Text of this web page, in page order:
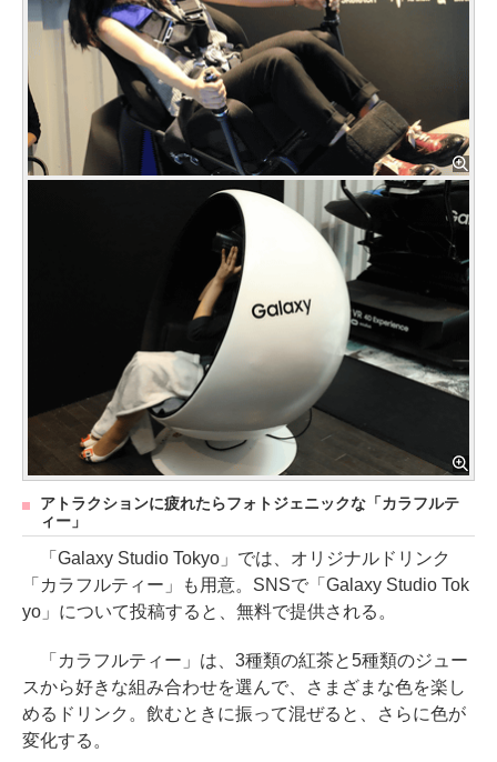
アトラクションに疲れたらフォトジェニックな「カラフルテ
ィー」
「Galaxy Studio Tokyo」では、オリジナルドリンク
「カラフルティー」も用意。SNSで「Galaxy Studio Tok
yo」について投稿すると、無料で提供される。
「カラフルティー」は、3種類の紅茶と5種類のジュー
スから好きな組み合わせを選んで、さまざまな色を楽し
めるドリンク。飲むときに振って混ぜると、さらに色が
変化する。